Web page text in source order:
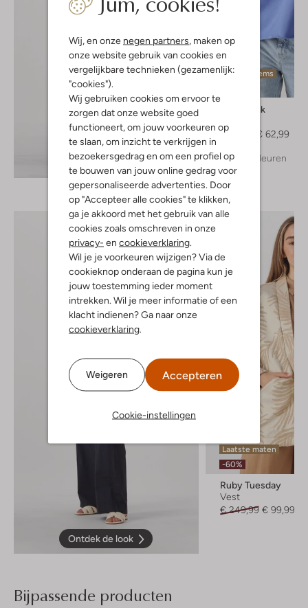
Wij, en onze negen partners , maken op
onze website gebruik van cookies en
vergelijkbare technieken (gezamenlijk:
"cookies").
Wij gebruiken cookies om ervoor te
zorgen dat onze website goed
functioneert, om jouw voorkeuren op
te slaan, om inzicht te verkrijgen in
bezoekersgedrag en om een profiel op
te bouwen van jouw online gedrag voor
gepersonaliseerde advertenties. Door
op "Accepteer alle cookies" te klikken,
ga je akkoord met het gebruik van alle
cookies zoals omschreven in onze
privacy- en cookieverklaring
Wil je je voorkeuren wijzigen? Via de
cookieknop onderaan de pagina kun je
jouw toestemming ieder moment
intrekken. Wil je meer informatie of een
klacht indienen? Ga naar onze
cookieverklaring
Weigeren Accepteren
Cookie-instellingen
Ontdek de look
Laatste items
Penn & Ink
€ 89,99
€ 62,99
+ meer kleuren
Ontdek de look
Laatste maten
-60%
Ruby Tuesday
Vest
€ 249,99 € 99,99
Bijpassende producten